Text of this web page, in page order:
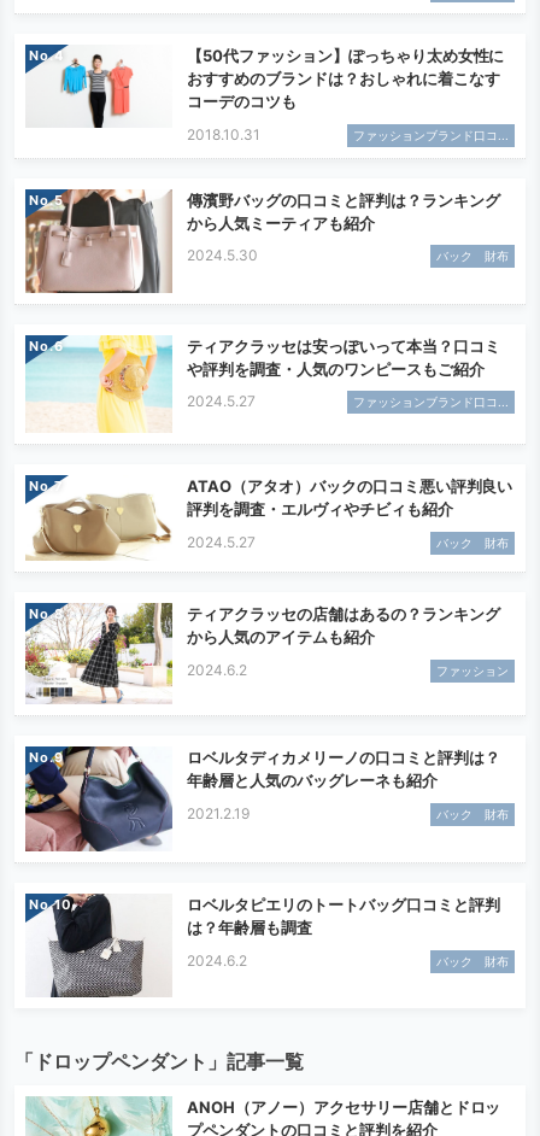
No.
【50代ファッション】ぽっちゃり太め女性に
おすすめのブランドは？おしゃれに着こなす
コーデのコツも
2018.10.31 ファッションブランド口コ...
No.
傳濱野バッグの口コミと評判は？ランキング
から人気ミーティアも紹介
2024.5.30 バック 財布
No.
ティアクラッセは安っぽいって本当？口コミ
や評判を調査・人気のワンピースもご紹介
2024.5.27 ファッションブランド口コ...
No.
ATAO（アタオ）バックの口コミ悪い評判良い
評判を調査・エルヴィやチビィも紹介
2024.5.27 バック 財布
No.
ティアクラッセの店舗はあるの？ランキング
から人気のアイテムも紹介
2024.6.2 ファッション
No.
ロベルタディカメリーノの口コミと評判は？
年齢層と人気のバッグレーネも紹介
2021.2.19 バック 財布
No.
ロベルタピエリのトートバッグ口コミと評判
は？年齢層も調査
2024.6.2 バック 財布
「ドロップペンダント」記事一覧
ANOH（アノー）アクセサリー店舗とドロッ
プペンダントの口コミと評判を紹介